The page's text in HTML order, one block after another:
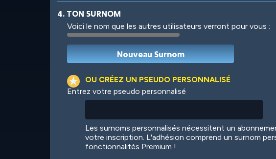
Robotic International
4. TON SURNOM
Voici le nom que les autres utilisateurs verront pour vous :
OU CRÉEZ UN PSEUDO PERSONNALISÉ
Entrez votre pseudo personnalisé
Les surnoms personnalisés nécessitent un
votre inscription. L'adhésion comprend un surnom
fonctionnalités Premium !